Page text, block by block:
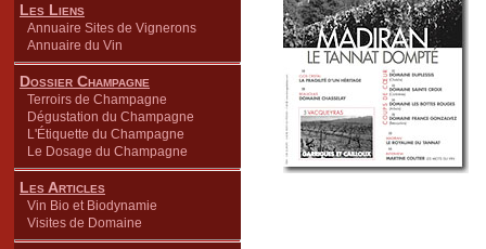
Les Liens
Annuaire Sites de Vignerons
Annuaire du Vin
Dossier Champagne
Terroirs de Champagne
Dégustation du Champagne
L'Étiquette du Champagne
Le Dosage du Champagne
Les Articles
Vin Bio et Biodynamie
Visites de Domaine